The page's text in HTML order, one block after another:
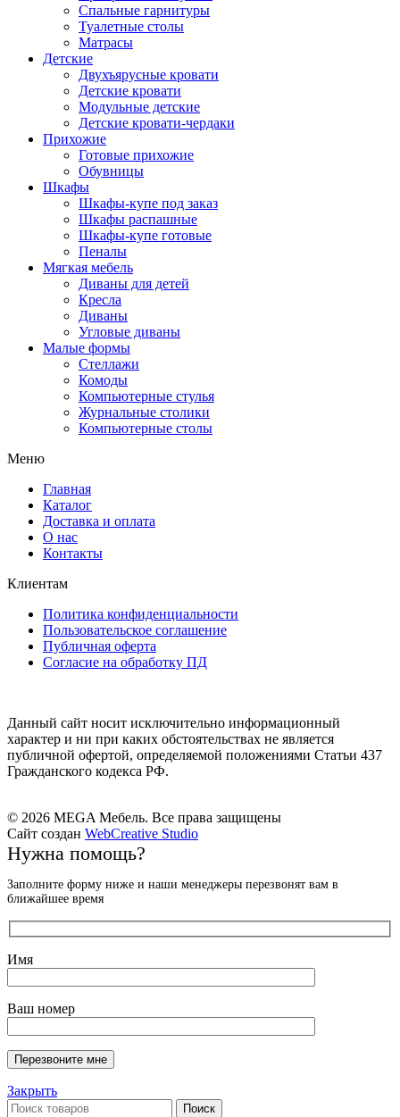
Спальные гарнитуры
Туалетные столы
Матрасы
Детские
Двухъярусные кровати
Детские кровати
Модульные детские
Детские кровати-чердаки
Прихожие
Готовые прихожие
Обувницы
Шкафы
Шкафы-купе под заказ
Шкафы распашные
Шкафы-купе готовые
Пеналы
Мягкая мебель
Диваны для детей
Кресла
Диваны
Угловые диваны
Малые формы
Стеллажи
Комоды
Компьютерные стулья
Журнальные столики
Компьютерные столы
Меню
Главная
Каталог
Доставка и оплата
О нас
Контакты
Клиентам
Политика конфиденциальности
Пользовательское соглашение
Публичная оферта
Согласие на обработку ПД
Данный сайт носит исключительно информационный
характер и ни при каких обстоятельствах не является
публичной офертой, определяемой положениями Статьи 437
Гражданского кодекса РФ.
© 2026 MEGA Мебель. Все права защищены
Сайт создан WebCreative Studio
Нужна помощь?
Заполните форму ниже и наши менеджеры перезвонят вам в
ближайшее время
Имя
Ваш номер
Закрыть
Поиск